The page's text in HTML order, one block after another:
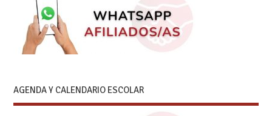
AGENDA Y CALENDARIO ESCOLAR